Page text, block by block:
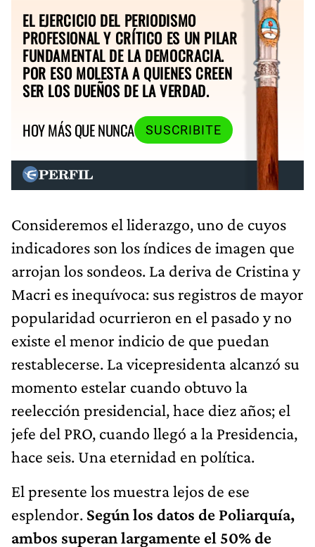
EL EJERCICIO DEL PERIODISMO
PROFESIONAL Y CRÍTICO ES UN PILAR
FUNDAMENTAL DE LA DEMOCRACIA.
POR ESO MOLESTA A QUIENES CREEN
SER LOS DUEÑOS DE LA VERDAD.
HOY MÁS QUE NUNCA
SUSCRIBITE
Consideremos el liderazgo, uno de cuyos
indicadores son los índices de imagen que
arrojan los sondeos. La deriva de Cristina y
Macri es inequívoca: sus registros de mayor
popularidad ocurrieron en el pasado y no
existe el menor indicio de que puedan
restablecerse. La vicepresidenta alcanzó su
momento estelar cuando obtuvo la
reelección presidencial, hace diez años; el
jefe del PRO, cuando llegó a la Presidencia,
hace seis. Una eternidad en política.
El presente los muestra lejos de ese
esplendor. Según los datos de Poliarquía,
ambos superan largamente el 50% de